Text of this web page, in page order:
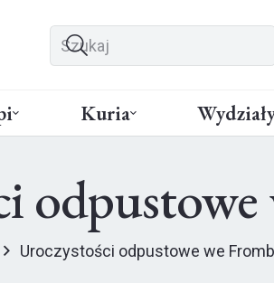
Kuria
Uroczystości odpustowe we